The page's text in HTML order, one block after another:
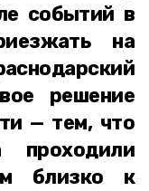
событий в
на
решение
— тем, что
проходили
близко к